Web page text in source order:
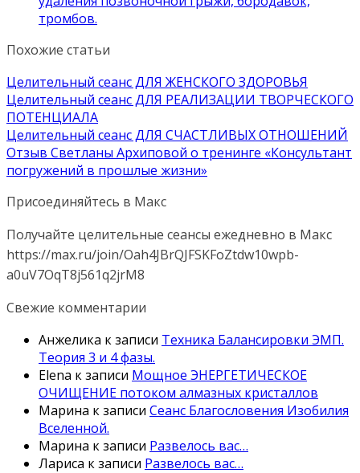
тромбов.
Похожие статьи
Целительный сеанс ДЛЯ ЖЕНСКОГО ЗДОРОВЬЯ
Целительный сеанс ДЛЯ РЕАЛИЗАЦИИ ТВОРЧЕСКОГО
ПОТЕНЦИАЛА
Целительный сеанс ДЛЯ СЧАСТЛИВЫХ ОТНОШЕНИЙ
Отзыв Светланы Архиповой о тренинге «Консультант
погружений в прошлые жизни»
Присоединяйтесь в Макс
Получайте целительные сеансы ежедневно в Макс
https://max.ru/join/Oah4JBrQJFSKFoZtdw10wpb-
a0uV7OqT8j561q2jrM8
Свежие комментарии
Анжелика к записи Техника Балансировки ЭМП.
Теория 3 и 4 фазы.
Elena к записи Мощное ЭНЕРГЕТИЧЕСКОЕ
ОЧИЩЕНИЕ потоком алмазных кристаллов
Марина к записи Сеанс Благословения Изобилия
Вселенной.
Марина к записи Развелось вас…
Лариса к записи Развелось вас…